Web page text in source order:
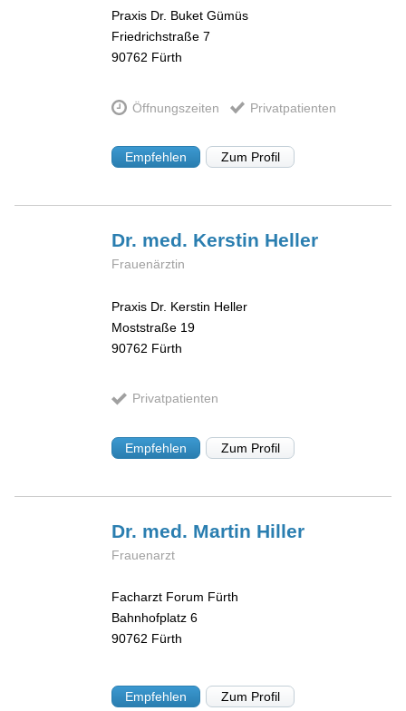
Praxis Dr. Buket Gümüs
Friedrichstraße 7
90762 Fürth
Öffnungszeiten Privatpatienten
Empfehlen Zum Profil
Dr. med. Kerstin Heller
Frauenärztin
Praxis Dr. Kerstin Heller
Moststraße 19
90762 Fürth
Privatpatienten
Empfehlen Zum Profil
Dr. med. Martin Hiller
Frauenarzt
Facharzt Forum Fürth
Bahnhofplatz 6
90762 Fürth
Empfehlen Zum Profil